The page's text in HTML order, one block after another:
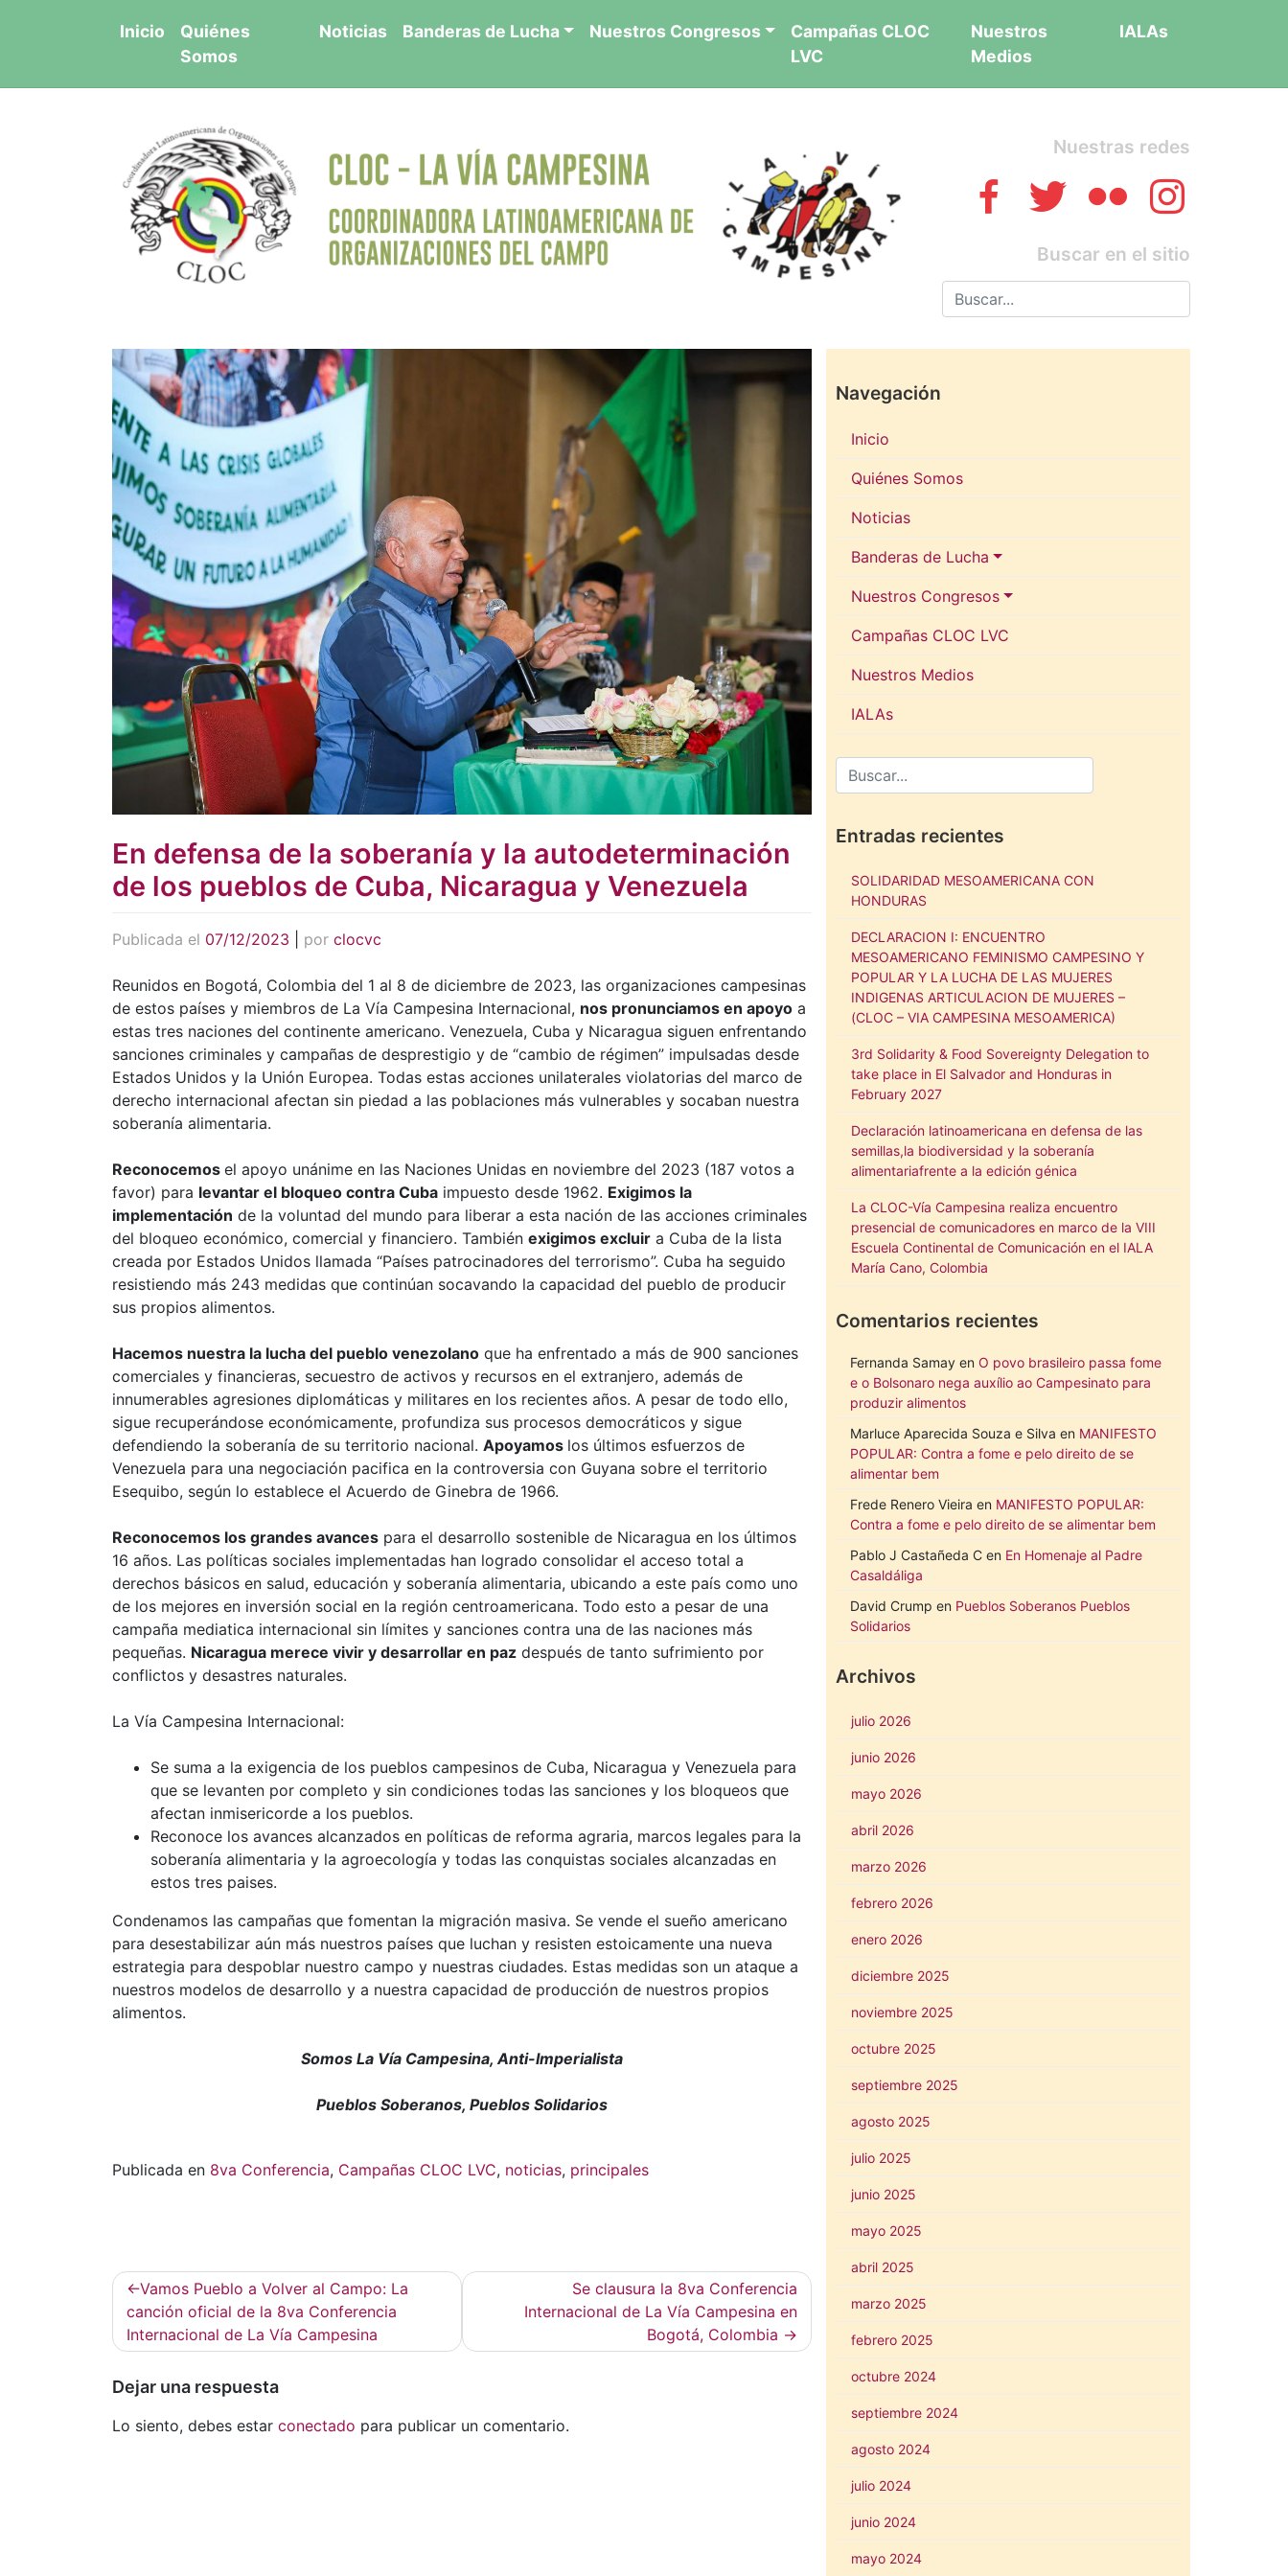
Inicio
Quiénes
Somos
Noticias Banderas de Lucha Nuestros Congresos
Campañas CLOC
LVC
Nuestros
Medios
IALAs
Nuestras redes
Buscar en el sitio
En defensa de la soberanía y la autodeterminación
de los pueblos de Cuba, Nicaragua y Venezuela
Publicada el 07/12/2023 por clocvc
Reunidos en Bogotá, Colombia del 1 al 8 de diciembre de 2023, las organizaciones campesinas
de estos países y miembros de La Vía Campesina Internacional, nos pronunciamos en apoyo a
estas tres naciones del continente americano. Venezuela, Cuba y Nicaragua siguen enfrentando
sanciones criminales y campañas de desprestigio y de “cambio de régimen” impulsadas desde
Estados Unidos y la Unión Europea. Todas estas acciones unilaterales violatorias del marco de
derecho internacional afectan sin piedad a las poblaciones más vulnerables y socaban nuestra
soberanía alimentaria.
Reconocemos el apoyo unánime en las Naciones Unidas en noviembre del 2023 (187 votos a
favor) para levantar el bloqueo contra Cuba impuesto desde 1962. Exigimos la
implementación de la voluntad del mundo para liberar a esta nación de las acciones criminales
del bloqueo económico, comercial y financiero. También exigimos excluir a Cuba de la lista
creada por Estados Unidos llamada “Países patrocinadores del terrorismo”. Cuba ha seguido
resistiendo más 243 medidas que continúan socavando la capacidad del pueblo de producir
sus propios alimentos.
Hacemos nuestra la lucha del pueblo venezolano que ha enfrentado a más de 900 sanciones
comerciales y financieras, secuestro de activos y recursos en el extranjero, además de
innumerables agresiones diplomáticas y militares en los recientes años. A pesar de todo ello,
sigue recuperándose económicamente, profundiza sus procesos democráticos y sigue
defendiendo la soberanía de su territorio nacional. Apoyamos los últimos esfuerzos de
Venezuela para una negociación pacifica en la controversia con Guyana sobre el territorio
Esequibo, según lo establece el Acuerdo de Ginebra de 1966.
Reconocemos los grandes avances para el desarrollo sostenible de Nicaragua en los últimos
16 años. Las políticas sociales implementadas han logrado consolidar el acceso total a
derechos básicos en salud, educación y soberanía alimentaria, ubicando a este país como uno
de los mejores en inversión social en la región centroamericana. Todo esto a pesar de una
campaña mediatica internacional sin límites y sanciones contra una de las naciones más
pequeñas. Nicaragua merece vivir y desarrollar en paz después de tanto sufrimiento por
conflictos y desastres naturales.
La Vía Campesina Internacional:
Se suma a la exigencia de los pueblos campesinos de Cuba, Nicaragua y Venezuela para
que se levanten por completo y sin condiciones todas las sanciones y los bloqueos que
afectan inmisericorde a los pueblos.
Reconoce los avances alcanzados en políticas de reforma agraria, marcos legales para la
soberanía alimentaria y la agroecología y todas las conquistas sociales alcanzadas en
estos tres paises.
Condenamos las campañas que fomentan la migración masiva. Se vende el sueño americano
para desestabilizar aún más nuestros países que luchan y resisten estoicamente una nueva
estrategia para despoblar nuestro campo y nuestras ciudades. Estas medidas son un ataque a
nuestros modelos de desarrollo y a nuestra capacidad de producción de nuestros propios
alimentos.
Somos La Vía Campesina, Anti-Imperialista
Pueblos Soberanos, Pueblos Solidarios
Publicada en 8va Conferencia, Campañas CLOC LVC, noticias, principales
Navegación
de
entradas
Vamos Pueblo a Volver al Campo: La
canción oficial de la 8va Conferencia
Internacional de La Vía Campesina
Se clausura la 8va Conferencia
Internacional de La Vía Campesina en
Bogotá, Colombia
Dejar una respuesta
Lo siento, debes estar conectado para publicar un comentario.
Navegación
Inicio
Quiénes Somos
Noticias
Banderas de Lucha
Nuestros Congresos
Campañas CLOC LVC
Nuestros Medios
IALAs
Entradas recientes
SOLIDARIDAD MESOAMERICANA CON
HONDURAS
DECLARACION I: ENCUENTRO
MESOAMERICANO FEMINISMO CAMPESINO Y
POPULAR Y LA LUCHA DE LAS MUJERES
INDIGENAS ARTICULACION DE MUJERES –
(CLOC – VIA CAMPESINA MESOAMERICA)
3rd Solidarity & Food Sovereignty Delegation to
take place in El Salvador and Honduras in
February 2027
Declaración latinoamericana en defensa de las
semillas,la biodiversidad y la soberanía
alimentariafrente a la edición génica
La CLOC-Vía Campesina realiza encuentro
presencial de comunicadores en marco de la VIII
Escuela Continental de Comunicación en el IALA
María Cano, Colombia
Comentarios recientes
Fernanda Samay en O povo brasileiro passa fome
e o Bolsonaro nega auxílio ao Campesinato para
produzir alimentos
Marluce Aparecida Souza e Silva en MANIFESTO
POPULAR: Contra a fome e pelo direito de se
alimentar bem
Frede Renero Vieira en MANIFESTO POPULAR:
Contra a fome e pelo direito de se alimentar bem
Pablo J Castañeda C en En Homenaje al Padre
Casaldáliga
David Crump en Pueblos Soberanos Pueblos
Solidarios
Archivos
julio 2026
junio 2026
mayo 2026
abril 2026
marzo 2026
febrero 2026
enero 2026
diciembre 2025
noviembre 2025
octubre 2025
septiembre 2025
agosto 2025
julio 2025
junio 2025
mayo 2025
abril 2025
marzo 2025
febrero 2025
octubre 2024
septiembre 2024
agosto 2024
julio 2024
junio 2024
mayo 2024